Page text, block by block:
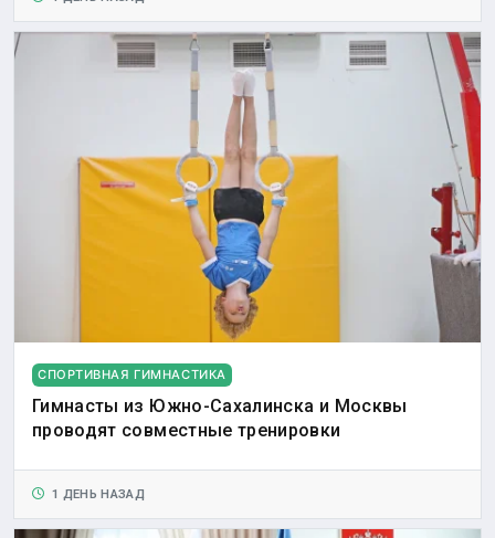
СПОРТИВНАЯ ГИМНАСТИКА
Гимнасты из Южно-Сахалинска и Москвы
проводят совместные тренировки
1 ДЕНЬ НАЗАД